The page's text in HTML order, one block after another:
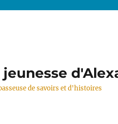
jeunesse
de savoirs et d'histoires